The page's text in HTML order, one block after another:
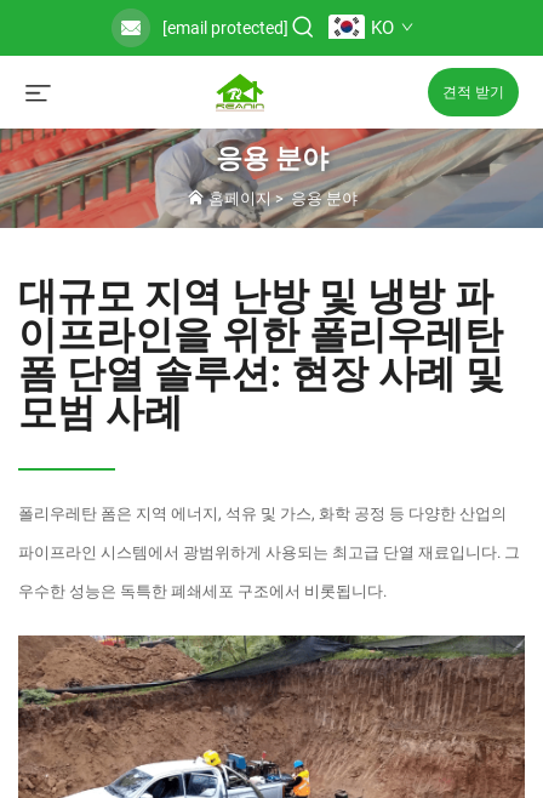
[email protected] KO
견적 받기
응용 분야
홈페이지>응용 분야
대규모 지역 난방 및 냉방 파
이프라인을 위한 폴리우레탄
폼 단열 솔루션: 현장 사례 및
모범 사례
폴리우레탄 폼은 지역 에너지, 석유 및 가스, 화학 공정 등 다양한 산업의
파이프라인 시스템에서 광범위하게 사용되는 최고급 단열 재료입니다. 그
우수한 성능은 독특한 폐쇄세포 구조에서 비롯됩니다.